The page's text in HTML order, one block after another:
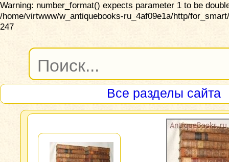
Warning: number_format() expects parameter 1 to be
/home/virtwww/w_antiquebooks-ru_4af09e1a/http/
247
Все разделы сайта